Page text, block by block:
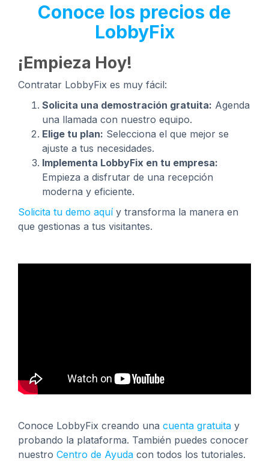
Conoce los precios de
LobbyFix
¡Empieza Hoy!
Contratar LobbyFix es muy fácil:
Solicita una demostración gratuita: Agenda
una llamada con nuestro equipo.
Elige tu plan: Selecciona el que mejor se
ajuste a tus necesidades.
Implementa LobbyFix en tu empresa:
Empieza a disfrutar de una recepción
moderna y eficiente.
Solicita tu demo aquíy transforma la manera en
que gestionas a tus visitantes.
Conoce LobbyFix creando una cuenta gratuita y
probando la plataforma. También puedes conocer
nuestro Centro de Ayuda con todos los tutoriales.